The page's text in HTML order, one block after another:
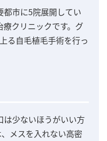
市に5院展開してい
療クリニックです。グ
る自毛植毛手術を行っ
は少ないほうがいい方
メスを入れない高密